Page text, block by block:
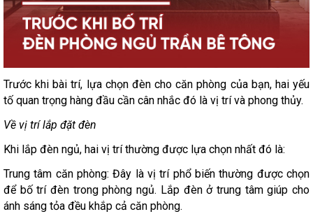
Trước khi bài trí, lựa chọn đèn cho căn phòng của bạn, hai yếu
tố quan trọng hàng đầu cần cân nhắc đó là vị trí và phong thủy.
Về vị trí lắp đặt đèn
Khi lắp đèn ngủ, hai vị trí thường được lựa chọn nhất đó là:
Trung tâm căn phòng: Đây là vị trí phổ biến thường được chọn
để bố trí đèn trong phòng ngủ. Lắp đèn ở trung tâm giúp cho
ánh sáng tỏa đều khắp cả căn phòng.